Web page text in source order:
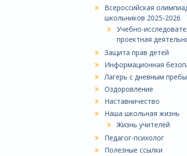
Всероссийская
школьников 2025-2026
Учебно-
проектная
Защита прав детей
Информационная
Лагерь с дневным
Оздоровление
Наставничество
Наша школьная жизнь
Жизнь учителей
Педагог-психолог
Полезные ссылки